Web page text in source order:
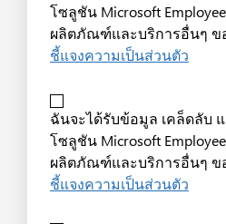
โซลูชัน Microsoft
ผลิตภัณฑ์และบริการอื่นๆ ข
ชี้แจงความเป็นส่วนตัว
ฉันจะได้รับข้อมูล เคล็ดลับ
โซลูชัน Microsoft
ผลิตภัณฑ์และบริการอื่นๆ ข
ชี้แจงความเป็นส่วนตัว